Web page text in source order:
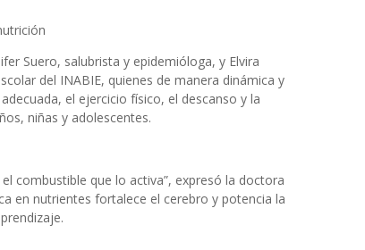
Suero, salubrista y epidemióloga, y Elvira
del INABIE, quienes de manera dinámica y
el ejercicio físico, el descanso y la
niñas y adolescentes.
combustible que lo activa”, expresó la doctora
en nutrientes fortalece el cerebro y potencia la